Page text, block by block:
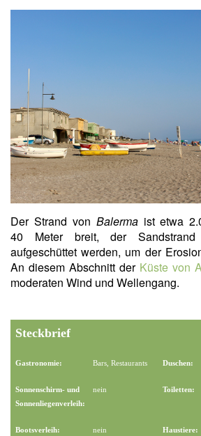
Der Strand von Balermaist etwa
40 Meter breit, der Sandstrand
aufgeschüttet werden, um der
An diesem Abschnitt der Küste von
moderaten Wind und Wellengang.
Steckbrief
Gastronomie: Bars, Restaurants Duschen:
Sonnenschirm- und
Sonnenliegenverleih:
nein Toiletten:
Bootsverleih: nein Haustiere: